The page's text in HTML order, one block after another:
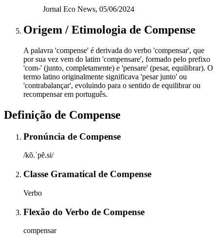
Jornal Eco News, 05/06/2024
Origem / Etimologia de Compense
A palavra 'compense' é derivada do verbo 'compensar', que
por sua vez vem do latim 'compensare', formado pelo prefixo
'com-' (junto, completamente) e 'pensare' (pesar, equilibrar). O
termo latino originalmente significava 'pesar junto' ou
'contrabalançar', evoluindo para o sentido de equilibrar ou
recompensar em português.
Definição de Compense
Pronúncia de Compense
/kõ.ˈpẽ.si/
Classe Gramatical de Compense
Verbo
Flexão do Verbo de Compense
compensar